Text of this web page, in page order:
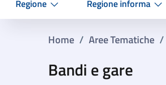
Regione Regione informa
Home / Aree Tematiche /
Bandi e gare